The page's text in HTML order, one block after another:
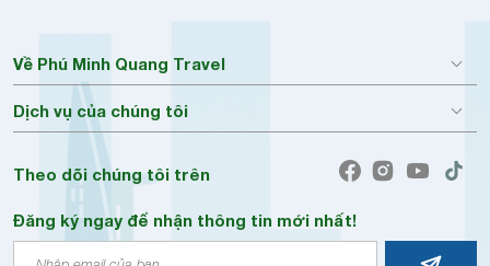
Về Phú Minh Quang Travel
Dịch vụ của chúng tôi
Theo dõi chúng tôi trên
Đăng ký ngay để nhận thông tin mới nhất!